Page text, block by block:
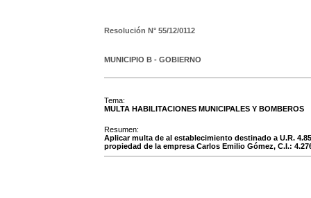
Resolución N° 55/12/0112
MUNICIPIO B - GOBIERNO
Tema:
MULTA HABILITACIONES MUNICIPALES Y BOMBEROS
Resumen:
Aplicar multa de al establecimiento destinado a U.R.
propiedad de la empresa Carlos Emilio Gómez, C.I.: